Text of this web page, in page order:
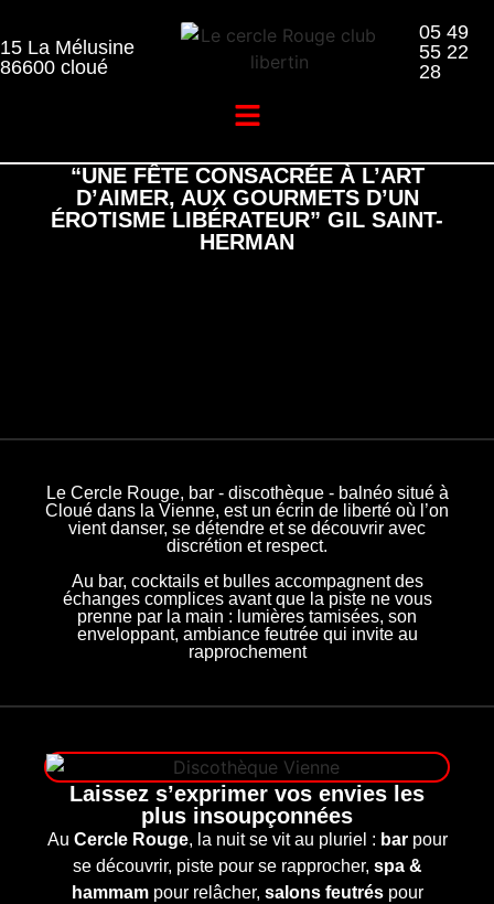
15 La Mélusine
86600 cloué​
05 49
55 22
28
“UNE FÊTE CONSACRÉE À L’ART
D’AIMER, AUX GOURMETS D’UN
ÉROTISME LIBÉRATEUR” GIL SAINT-
HERMAN
Le Cercle Rouge, bar - discothèque - balnéo situé à
Cloué dans la Vienne, est un écrin de liberté où l’on
vient danser, se détendre et se découvrir avec
discrétion et respect.
Au bar, cocktails et bulles accompagnent des
échanges complices avant que la piste ne vous
prenne par la main : lumières tamisées, son
enveloppant, ambiance feutrée qui invite au
rapprochement
Laissez s’exprimer vos envies les
plus insoupçonnées
Au Cercle Rouge, la nuit se vit au pluriel : barpour
se découvrir, piste pour se rapprocher, spa &
hammampour relâcher, salons feutréspour